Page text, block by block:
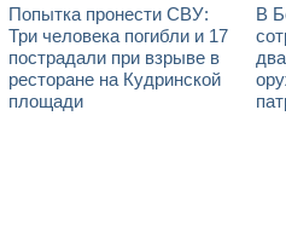
Попытка пронести СВУ:
Три человека погибли и 17
пострадали при взрыве в
ресторане на Кудринской
площади
В